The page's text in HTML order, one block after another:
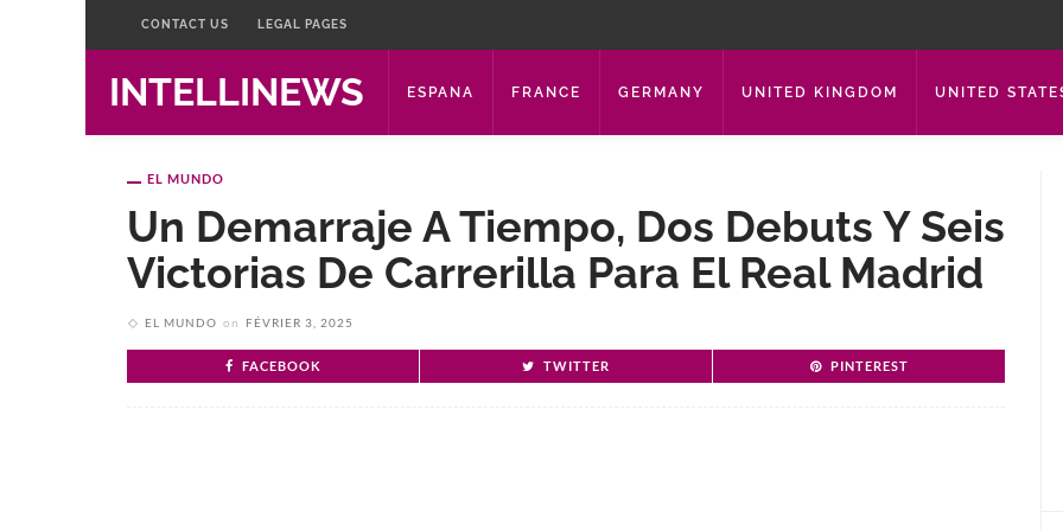
CONTACT US LEGAL PAGES
INTELLINEWS ESPANA FRANCE GERMANY UNITED KINGDOM UNITED
EL MUNDO
Un Demarraje A Tiempo, Dos Debuts Y Seis
Victorias De Carrerilla Para El Real Madrid
EL MUNDO on FÉVRIER 3, 2025
FACEBOOK TWITTER PINTEREST